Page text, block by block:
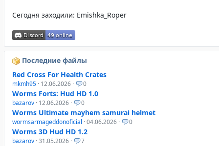
Сегодня заходили: Emishka_Roper
Последние файлы
Red Cross For Health Crates
mkmh95 · 12.06.2026 · 0
Worms Forts: Hud HD 1.0
bazarov · 12.06.2026 · 0
Worms Ultimate mayhem samurai helmet
wormsarmageddonoficial · 04.06.2026 · 0
Worms 3D Hud HD 1.2
bazarov · 31.05.2026 · 7